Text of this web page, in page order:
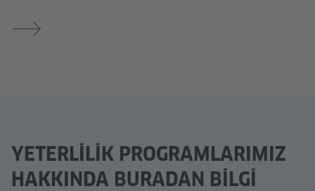
YETERLILIK PROGRAMLARIMIZ
HAKKINDA BURADAN BILGI